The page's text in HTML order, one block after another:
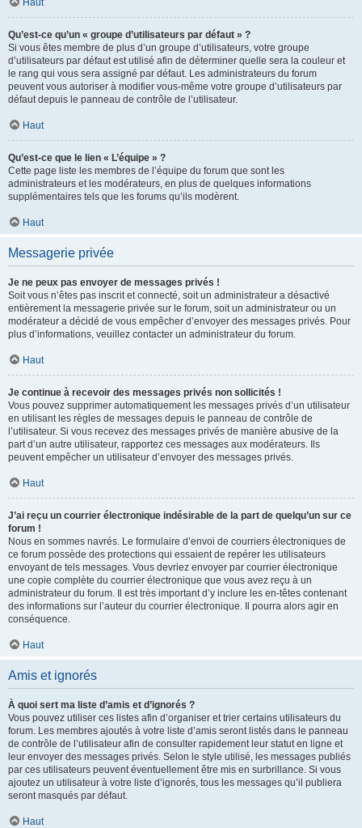
Haut
Qu’est-ce qu’un « groupe d’utilisateurs par défaut » ?
Si vous êtes membre de plus d’un groupe d’utilisateurs, votre groupe
d’utilisateurs par défaut est utilisé afin de déterminer quelle sera la couleur et
le rang qui vous sera assigné par défaut. Les administrateurs du forum
peuvent vous autoriser à modifier vous-même votre groupe d’utilisateurs par
défaut depuis le panneau de contrôle de l’utilisateur.
Haut
Qu’est-ce que le lien « L’équipe » ?
Cette page liste les membres de l’équipe du forum que sont les
administrateurs et les modérateurs, en plus de quelques informations
supplémentaires tels que les forums qu’ils modèrent.
Haut
Messagerie privée
Je ne peux pas envoyer de messages privés !
Soit vous n’êtes pas inscrit et connecté, soit un administrateur a désactivé
entièrement la messagerie privée sur le forum, soit un administrateur ou un
modérateur a décidé de vous empêcher d’envoyer des messages privés. Pour
plus d’informations, veuillez contacter un administrateur du forum.
Haut
Je continue à recevoir des messages privés non sollicités !
Vous pouvez supprimer automatiquement les messages privés d’un utilisateur
en utilisant les règles de messages depuis le panneau de contrôle de
l’utilisateur. Si vous recevez des messages privés de manière abusive de la
part d’un autre utilisateur, rapportez ces messages aux modérateurs. Ils
peuvent empêcher un utilisateur d’envoyer des messages privés.
Haut
J’ai reçu un courrier électronique indésirable de la part de quelqu’un sur ce
forum !
Nous en sommes navrés. Le formulaire d’envoi de courriers électroniques de
ce forum possède des protections qui essaient de repérer les utilisateurs
envoyant de tels messages. Vous devriez envoyer par courrier électronique
une copie complète du courrier électronique que vous avez reçu à un
administrateur du forum. Il est très important d’y inclure les en-têtes contenant
des informations sur l’auteur du courrier électronique. Il pourra alors agir en
conséquence.
Haut
Amis et ignorés
À quoi sert ma liste d’amis et d’ignorés ?
Vous pouvez utiliser ces listes afin d’organiser et trier certains utilisateurs du
forum. Les membres ajoutés à votre liste d’amis seront listés dans le panneau
de contrôle de l’utilisateur afin de consulter rapidement leur statut en ligne et
leur envoyer des messages privés. Selon le style utilisé, les messages publiés
par ces utilisateurs peuvent éventuellement être mis en surbrillance. Si vous
ajoutez un utilisateur à votre liste d’ignorés, tous les messages qu’il publiera
seront masqués par défaut.
Haut